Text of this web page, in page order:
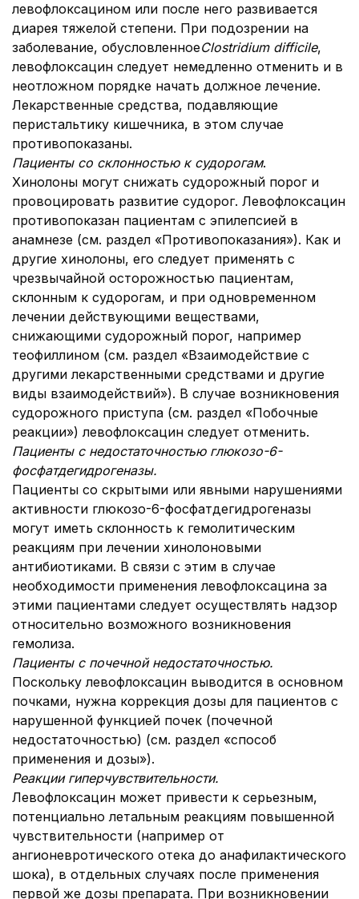
левофлоксацином или после него развивается
диарея тяжелой степени. При подозрении на
заболевание, обусловленноеClostridium difficile,
левофлоксацин следует немедленно отменить и в
неотложном порядке начать должное лечение.
Лекарственные средства, подавляющие
перистальтику кишечника, в этом случае
противопоказаны.
Пациенты со склонностью к судорогам.
Хинолоны могут снижать судорожный порог и
провоцировать развитие судорог. Левофлоксацин
противопоказан пациентам с эпилепсией в
анамнезе (см. раздел «Противопоказания»). Как и
другие хинолоны, его следует применять с
чрезвычайной осторожностью пациентам,
склонным к судорогам, и при одновременном
лечении действующими веществами,
снижающими судорожный порог, например
теофиллином (см. раздел «Взаимодействие с
другими лекарственными средствами и другие
виды взаимодействий»). В случае возникновения
судорожного приступа (см. раздел «Побочные
реакции») левофлоксацин следует отменить.
Пациенты с недостаточностью глюкозо-6-
фосфатдегидрогеназы.
Пациенты со скрытыми или явными нарушениями
активности глюкозо-6-фосфатдегидрогеназы
могут иметь склонность к гемолитическим
реакциям при лечении хинолоновыми
антибиотиками. В связи с этим в случае
необходимости применения левофлоксацина за
этими пациентами следует осуществлять надзор
относительно возможного возникновения
гемолиза.
Пациенты с почечной недостаточностью.
Поскольку левофлоксацин выводится в основном
почками, нужна коррекция дозы для пациентов с
нарушенной функцией почек (почечной
недостаточностью) (см. раздел «способ
применения и дозы»).
Реакции гиперчувствительности.
Левофлоксацин может привести к серьезным,
потенциально летальным реакциям повышенной
чувствительности (например от
ангионевротического отека до анафилактического
шока), в отдельных случаях после применения
первой же дозы препарата. При возникновении